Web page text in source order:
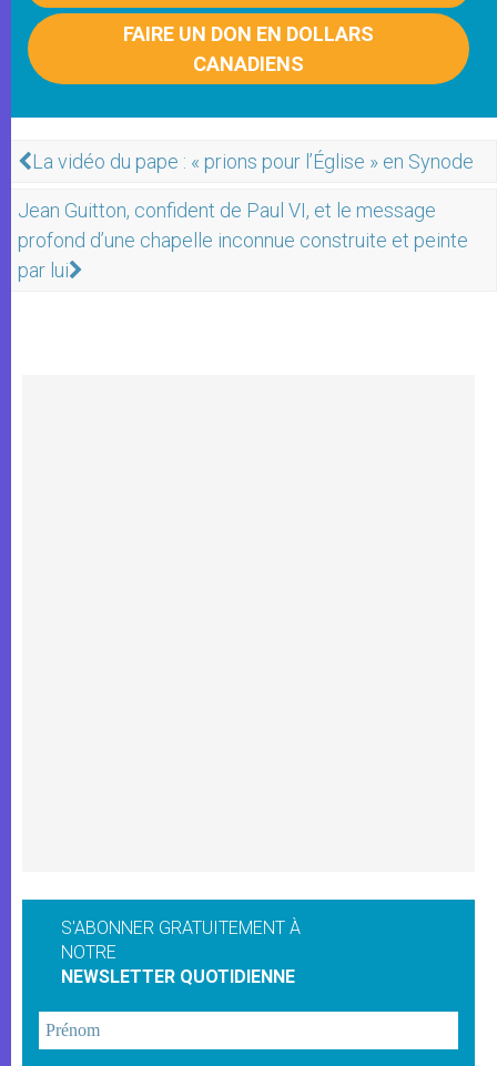
FAIRE UN DON EN DOLLARS
CANADIENS
La vidéo du pape : « prions pour l’Église » en Synode
Jean Guitton, confident de Paul VI, et le message
profond d’une chapelle inconnue construite et peinte
par lui
S'ABONNER GRATUITEMENT À
NOTRE
NEWSLETTER QUOTIDIENNE